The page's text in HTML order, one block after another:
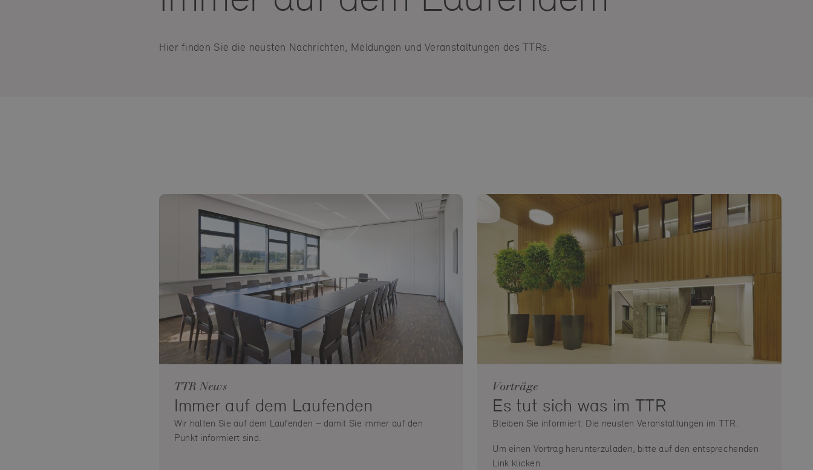
Hier finden Sie die neusten Nachrichten, Meldungen und Veranstaltungen des TTRs.
TTR News
Immer auf dem Laufenden
Wir halten Sie auf dem Laufenden – damit Sie immer auf den
Punkt informiert sind.
Vorträge
Es tut sich was im TTR
Bleiben Sie informiert: Die neusten Veranstaltungen im TTR.
Um einen Vortrag herunterzuladen, bitte auf den entsprechenden
Link klicken.